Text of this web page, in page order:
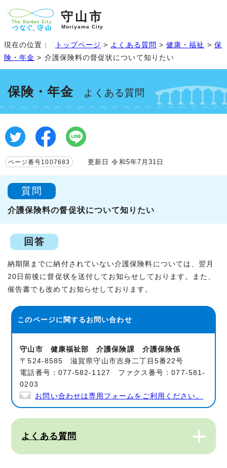
守山市
Moriyama City
現在の位置： トップページ > よくある質問 >健康・福祉 > 保
険・年金 > 介護保険料の督促状について知りたい
保険・年金 よくある質問
ページ番号1007683 更新日 令和5年7月31日
質問
介護保険料の督促状について知りたい
回答
納期限までに納付されていない介護保険料については、翌月
20日前後に督促状を送付してお知らせしております。また、
催告書でも改めてお知らせしております。
このページに関するお問い合わせ
守山市 健康福祉部 介護保険課 介護保険係
〒524-8585 滋賀県守山市吉身二丁目5番22号
電話番号：077-582-1127 ファクス番号：077-581-
0203
お問い合わせは専用フォームをご利用ください。
よくある質問